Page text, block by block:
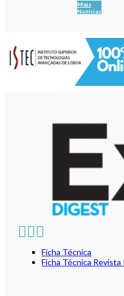
Mais
Notícias
Ficha Técnica
Ficha Técnica Revista